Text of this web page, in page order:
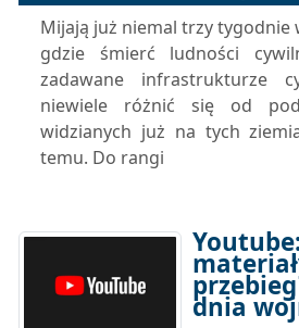
Mijają już niemal trzy tygodnie
gdzie śmierć ludności
zadawane infrastrukturze
niewiele różnić się od
widzianych już na tych
temu. Do rangi
dnia